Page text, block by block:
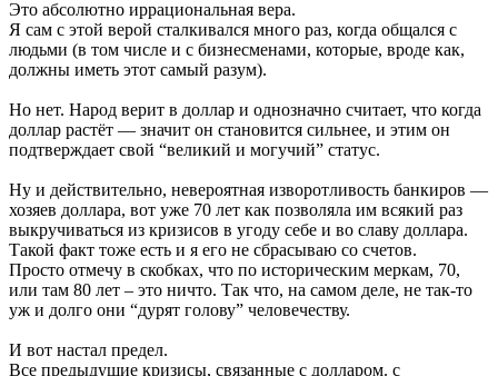
Это абсолютно иррациональная вера.
Я сам с этой верой сталкивался много раз, когда общался с
людьми (в том числе и с бизнесменами, которые, вроде как,
должны иметь этот самый разум).
Но нет. Народ верит в доллар и однозначно считает, что когда
доллар растёт — значит он становится сильнее, и этим он
подтверждает свой “великий и могучий” статус.
Ну и действительно, невероятная изворотливость банкиров —
хозяев доллара, вот уже 70 лет как позволяла им всякий раз
выкручиваться из кризисов в угоду себе и во славу доллара.
Такой факт тоже есть и я его не сбрасываю со счетов.
Просто отмечу в скобках, что по историческим меркам, 70,
или там 80 лет – это ничто. Так что, на самом деле, не так-то
уж и долго они “дурят голову” человечеству.
И вот настал предел.
Все предыдущие кризисы, связанные с долларом. с